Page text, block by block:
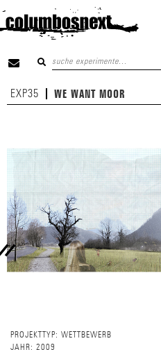
EXP35 WE WANT MOOR
PROJEKTTYP: WETTBEWERB
JAHR: 2009